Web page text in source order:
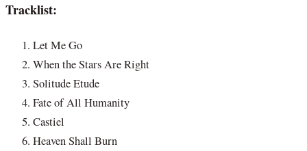
Tracklist:
Let Me Go
When the Stars Are Right
Solitude Etude
Fate of All Humanity
Castiel
Heaven Shall Burn